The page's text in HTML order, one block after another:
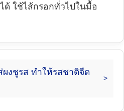
ใช้ไส้กรอกทั่วไปในมื้อ
งชูรส ทำให้รสชาติจืด